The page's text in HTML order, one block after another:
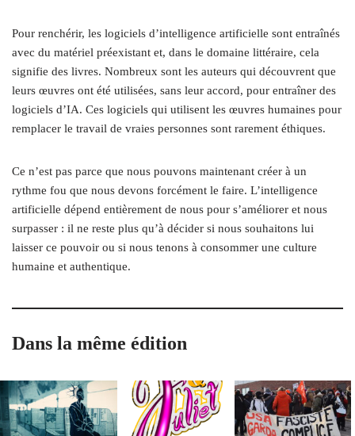
Pour renchérir, les logiciels d’intelligence artificielle sont entraînés
avec du matériel préexistant et, dans le domaine littéraire, cela
signifie des livres. Nombreux sont les auteurs qui découvrent que
leurs œuvres ont été utilisées, sans leur accord, pour entraîner des
logiciels d’IA. Ces logiciels qui utilisent les œuvres humaines pour
remplacer le travail de vraies personnes sont rarement éthiques.
Ce n’est pas parce que nous pouvons maintenant créer à un
rythme fou que nous devons forcément le faire. L’intelligence
artificielle dépend entièrement de nous pour s’améliorer et nous
surpasser : il ne reste plus qu’à décider si nous souhaitons lui
laisser ce pouvoir ou si nous tenons à consommer une culture
humaine et authentique.
Dans la même édition